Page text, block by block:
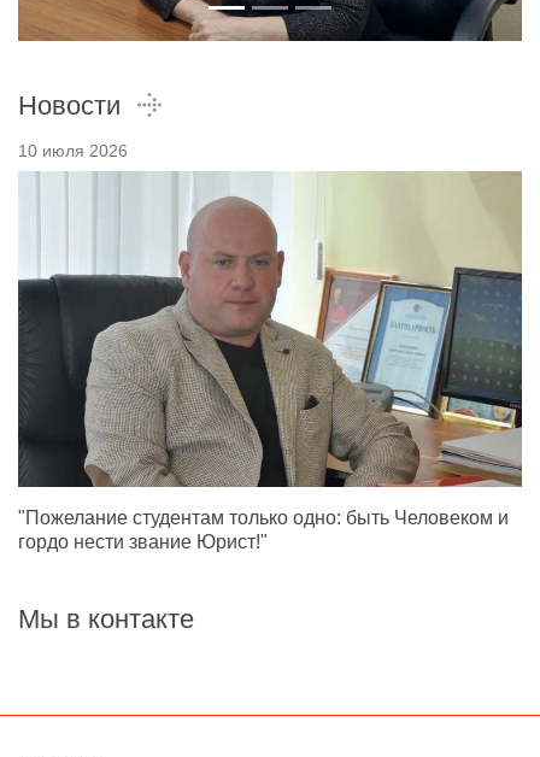
Новости
10 июля 2026
"Пожелание студентам только одно: быть Человеком и
гордо нести звание Юрист!"
Мы в контакте